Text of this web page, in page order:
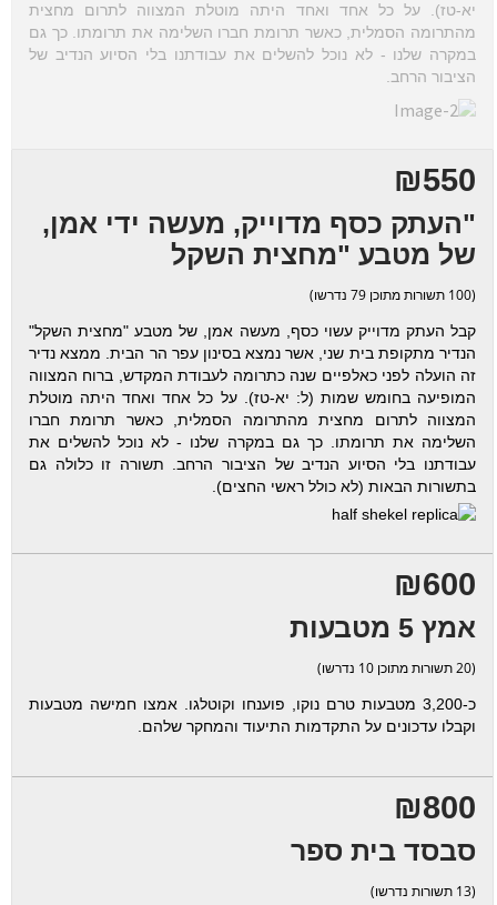
יא-טז). על כל אחד ואחד היתה מוטלת המצווה לתרום מחצית
מהתרומה הסמלית, כאשר תרומת חברו השלימה את תרומתו. כך גם
במקרה שלנו - לא נוכל להשלים את עבודתנו בלי הסיוע הנדיב של
הציבור הרחב.
₪550
"העתק כסף מדוייק, מעשה ידי אמן,
של מטבע "מחצית השקל
(100 תשורות מתוכן 79 נדרשו)
קבל העתק מדוייק עשוי כסף, מעשה אמן, של מטבע "מחצית השקל"
הנדיר מתקופת בית שני, אשר נמצא בסינון עפר הר הבית. ממצא נדיר
זה הועלה לפני כאלפיים שנה כתרומה לעבודת המקדש, ברוח המצווה
המופיעה בחומש שמות (ל: יא-טז). על כל אחד ואחד היתה מוטלת
המצווה לתרום מחצית מהתרומה הסמלית, כאשר תרומת חברו
השלימה את תרומתו. כך גם במקרה שלנו - לא נוכל להשלים את
עבודתנו בלי הסיוע הנדיב של הציבור הרחב. תשורה זו כלולה גם
בתשורות הבאות (לא כולל ראשי החצים).
₪600
אמץ 5 מטבעות
(20 תשורות מתוכן 10 נדרשו)
כ-3,200 מטבעות טרם נוקו, פוענחו וקוטלגו. אמצו חמישה מטבעות
וקבלו עדכונים על התקדמות התיעוד והמחקר שלהם.
₪800
סבסד בית ספר
(13 תשורות נדרשו)